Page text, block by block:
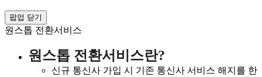
팝업 닫기
원스톱 전환서비스
원스톱 전환서비스란?
신규 통신사 가입 시 기존 통신사 서비스 해지를 한